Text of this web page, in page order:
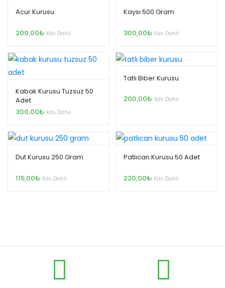
Acur Kurusu
200,00₺ Kdv Dahil
Kaysı 500 Gram
300,00₺ Kdv Dahil
Kabak Kurusu Tuzsuz 50
Adet
300,00₺ Kdv Dahil
Tatlı Biber Kurusu
200,00₺ Kdv Dahil
Dut Kurusu 250 Gram
115,00₺ Kdv Dahil
Patlıcan Kurusu 50 Adet
220,00₺ Kdv Dahil